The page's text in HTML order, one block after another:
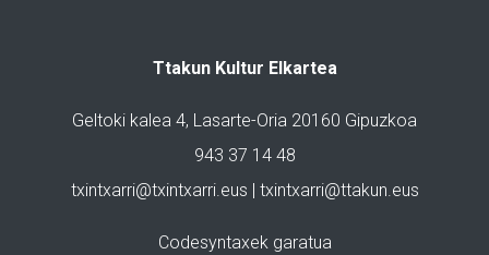
Ttakun Kultur Elkartea
Geltoki kalea 4, Lasarte-Oria 20160 Gipuzkoa
943 37 14 48
txintxarri@txintxarri.eus | txintxarri@ttakun.eus
Codesyntaxek garatua